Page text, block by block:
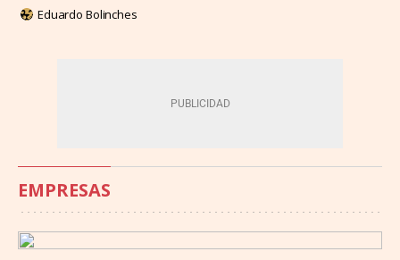
Eduardo Bolinches
EMPRESAS